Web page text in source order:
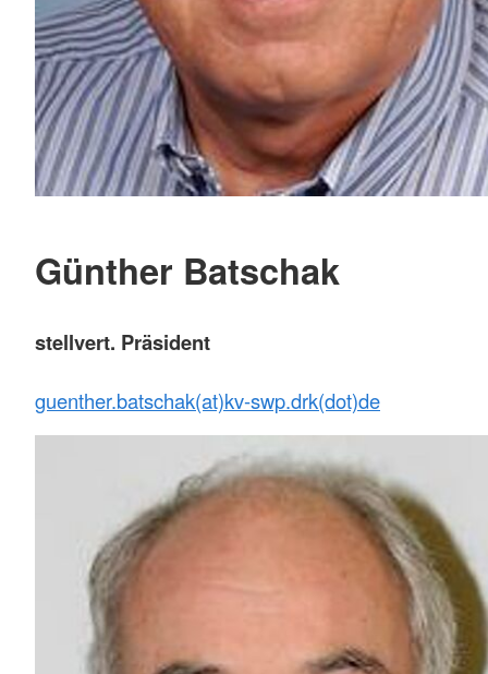
Günther Batschak
stellvert. Präsident
guenther.batschak(at)kv-swp.drk(dot)de